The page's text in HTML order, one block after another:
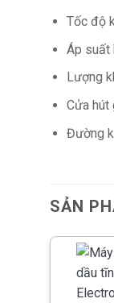
Tốc độ
Áp suất
Lượng
Cửa
Đường
SẢN